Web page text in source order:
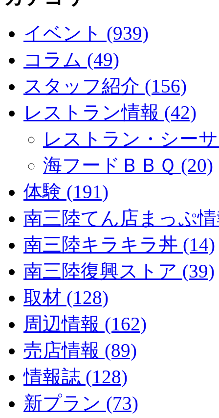
イベント (939)
コラム (49)
スタッフ紹介 (156)
レストラン情報 (42)
レストラン・シー
海フードＢＢＱ (20)
体験 (191)
南三陸てん店まっぷ
南三陸キラキラ丼 (14)
南三陸復興ストア (39)
取材 (128)
周辺情報 (162)
売店情報 (89)
情報誌 (128)
新プラン (73)